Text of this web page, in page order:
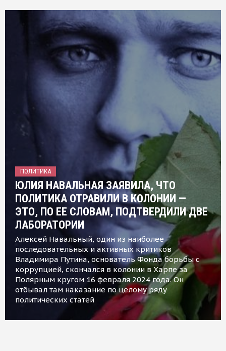
ПОЛИТИКА
ЮЛИЯ НАВАЛЬНАЯ ЗАЯВИЛА, ЧТО
ПОЛИТИКА ОТРАВИЛИ В КОЛОНИИ —
ЭТО, ПО ЕЕ СЛОВАМ, ПОДТВЕРДИЛИ ДВЕ
ЛАБОРАТОРИИ
Алексей Навальный, один из наиболее
последовательных и активных критиков
Владимира Путина, основатель Фонда борьбы с
коррупцией, скончался в колонии в Харпе за
Полярным кругом 16 февраля 2024 года. Он
отбывал там наказание по целому ряду
политических статей